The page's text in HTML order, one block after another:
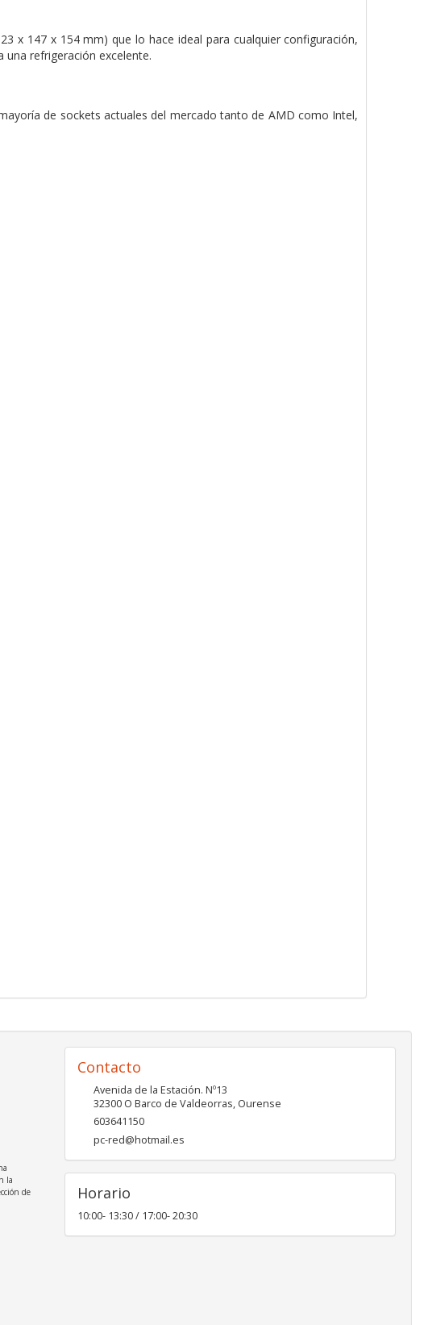
x 147 x 154 mm) que lo hace ideal para cualquier configuración,
refrigeración excelente.
de sockets actuales del mercado tanto de AMD como Intel,
la
de
Contacto
Avenida de la Estación. Nº13
32300 O Barco de Valdeorras, Ourense
603641150
pc-red@hotmail.es
Horario
10:00- 13:30 / 17:00- 20:30